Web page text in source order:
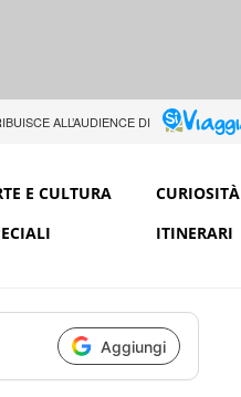
ALL’AUDIENCE DI
E CULTURA CURIOSITÀ
ITINERARI
Aggiungi